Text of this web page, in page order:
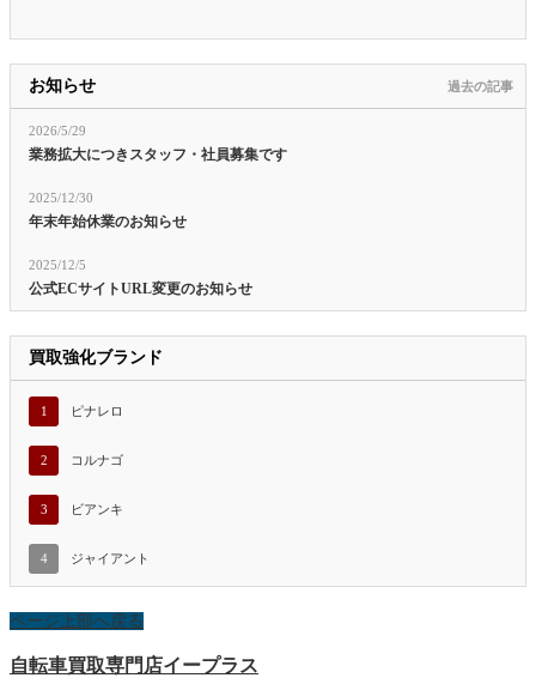
お知らせ
2026/5/29
業務拡大につきスタッフ・社員募集です
2025/12/30
年末年始休業のお知らせ
2025/12/5
公式ECサイトURL変更のお知らせ
過去の記事
買取強化ブランド
1 ピナレロ
2 コルナゴ
3 ビアンキ
4 ジャイアント
ページ上部へ戻る
自転車買取専門店イープラス